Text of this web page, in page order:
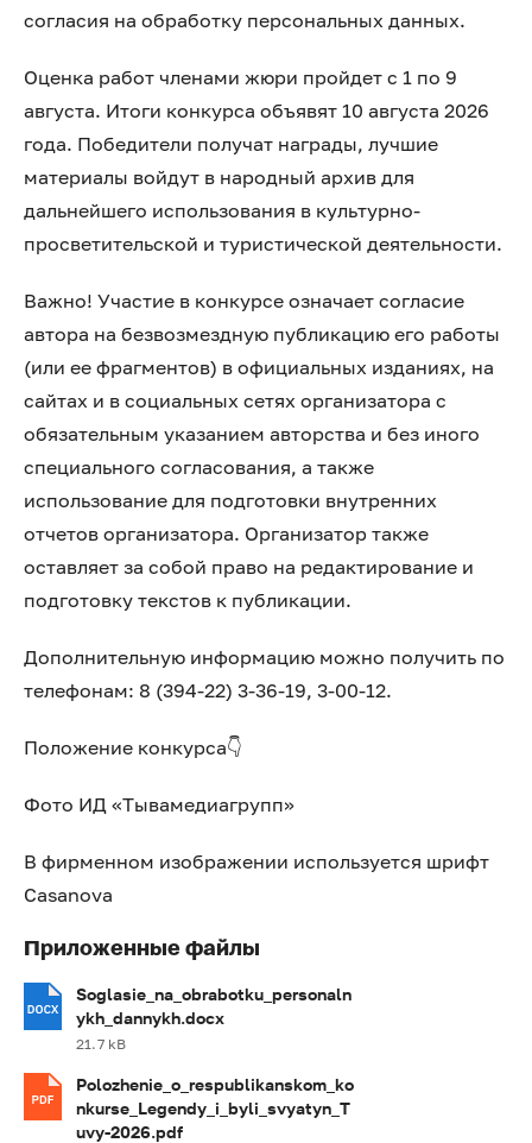
согласия на обработку персональных данных.
Оценка работ членами жюри пройдет с 1 по 9
августа. Итоги конкурса объявят 10 августа 2026
года. Победители получат награды, лучшие
материалы войдут в народный архив для
дальнейшего использования в культурно-
просветительской и туристической деятельности.
Важно! Участие в конкурсе означает согласие
автора на безвозмездную публикацию его работы
(или ее фрагментов) в официальных изданиях, на
сайтах и в социальных сетях организатора с
обязательным указанием авторства и без иного
специального согласования, а также
использование для подготовки внутренних
отчетов организатора. Организатор также
оставляет за собой право на редактирование и
подготовку текстов к публикации.
Дополнительную информацию можно получить по
телефонам: 8 (394-22) 3-36-19, 3-00-12.
Положение конкурса👇
Фото ИД «Тывамедиагрупп»
В фирменном изображении используется шрифт
Casanova
Приложенные файлы
Soglasie_na_obrabotku_personaln
ykh_dannykh.docx
21.7 kB
Polozhenie_o_respublikanskom_ko
nkurse_Legendy_i_byli_svyatyn_T
uvy-2026.pdf